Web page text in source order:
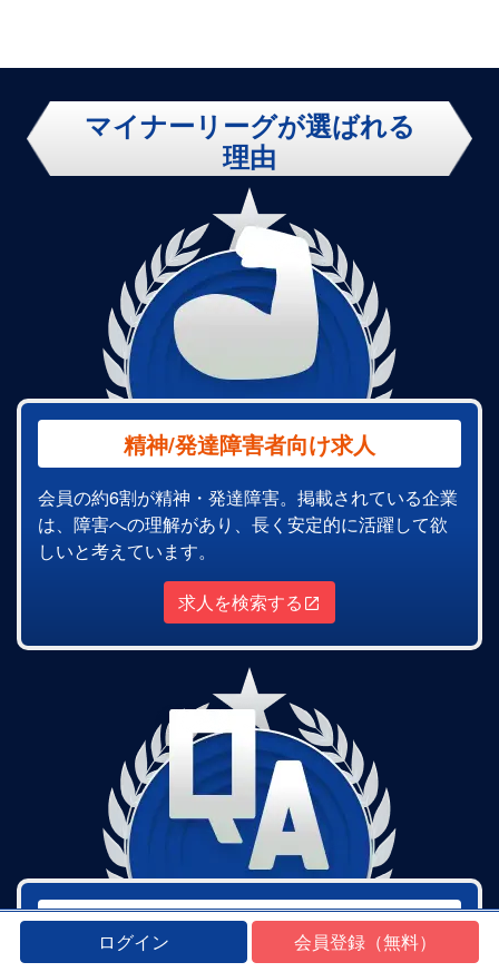
マイナーリーグが選ばれる
理由
精神/発達障害者向け求人
会員の約6割が精神・発達障害。掲載されている企業
は、障害への理解があり、長く安定的に活躍して欲
しいと考えています。
求人を検索する
応募前の企業に質問できる
ログイン 会員登録（無料）